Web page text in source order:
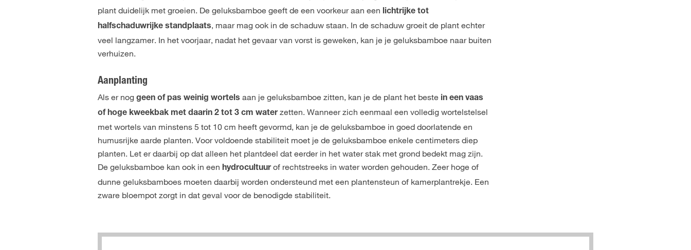
plant duidelijk met groeien. De geluksbamboe geeft de een voorkeur aan een lichtrijke tot
halfschaduwrijke standplaats, maar mag ook in de schaduw staan. In de schaduw groeit de plant echter
veel langzamer. In het voorjaar, nadat het gevaar van vorst is geweken, kan je je geluksbamboe naar buiten
verhuizen.
Aanplanting
Als er noggeen of pas weinig wortels aan je geluksbamboe zitten, kan je de plant het beste in een vaas
of hoge kweekbak met daarin 2 tot 3 cm waterzetten. Wanneer zich eenmaal een volledig wortelstelsel
met wortels van minstens 5 tot 10 cm heeft gevormd, kan je de geluksbamboe in goed doorlatende en
humusrijke aarde planten. Voor voldoende stabiliteit moet je de geluksbamboe enkele centimeters diep
planten. Let er daarbij op dat alleen het plantdeel dat eerder in het water stak met grond bedekt mag zijn.
De geluksbamboe kan ook in eenhydrocultuurof rechtstreeks in water worden gehouden. Zeer hoge of
dunne geluksbamboes moeten daarbij worden ondersteund met een plantensteun of kamerplantrekje. Een
zware bloempot zorgt in dat geval voor de benodigde stabiliteit.